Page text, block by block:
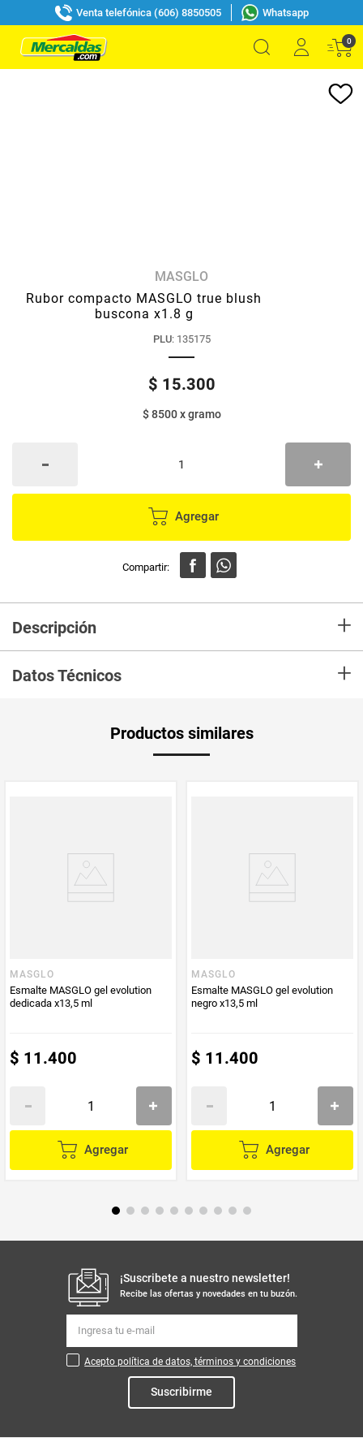
Venta telefónica (606) 8850505 Whatsapp
0
MASGLO
Rubor compacto MASGLO true blush
buscona x1.8 g
PLU: 135175
$ 15.300
$ 8500xgramo
Agregar
Descripción +
Datos Técnicos +
Productos similares
MASGLO
Esmalte MASGLO gel evolution
dedicada x13,5 ml
$ 11.400
Agregar
MASGLO
Esmalte MASGLO gel evolution
negro x13,5 ml
$ 11.400
Agregar
¡Suscribete a nuestro newsletter!
Recibe las ofertas y novedades en tu buzón.
Acepto política de datos, términos y condiciones
Suscribirme